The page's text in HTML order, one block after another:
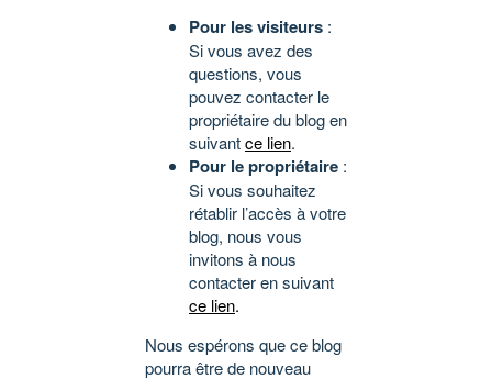
Pour les visiteurs :
Si vous avez des
questions, vous
pouvez contacter le
propriétaire du blog en
suivantce lien.
Pour le propriétaire :
Si vous souhaitez
rétablir l’accès à votre
blog, nous vous
invitons à nous
contacter en suivant
ce lien.
Nous espérons que ce blog
pourra être de nouveau